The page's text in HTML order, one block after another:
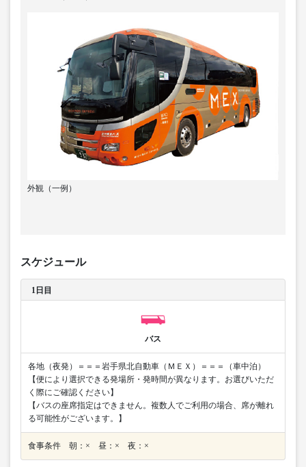
外観（一例）
スケジュール
1日目
バス
各地（夜発）＝＝＝岩手県北自動車（ＭＥＸ）＝＝＝（車中泊）
【便により選択できる発場所・発時間が異なります。お選びいただ
く際にご確認ください】
【バスの座席指定はできません。複数人でご利用の場合、席が離れ
る可能性がございます。】
食事条件 朝：× 昼：× 夜：×